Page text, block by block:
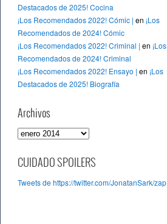
Destacados de 2025! Cocina
¡Los Recomendados 2022! Cómic | en ¡Los
Recomendados de 2024! Cómic
¡Los Recomendados 2022! Criminal | en ¡Los
Recomendados de 2024! Criminal
¡Los Recomendados 2022! Ensayo | en ¡Los
Destacados de 2025! Biografía
Archivos
A
c
i
CUIDADO SPOILERS
Tweets de https://twitter.com/JonatanSark/zap